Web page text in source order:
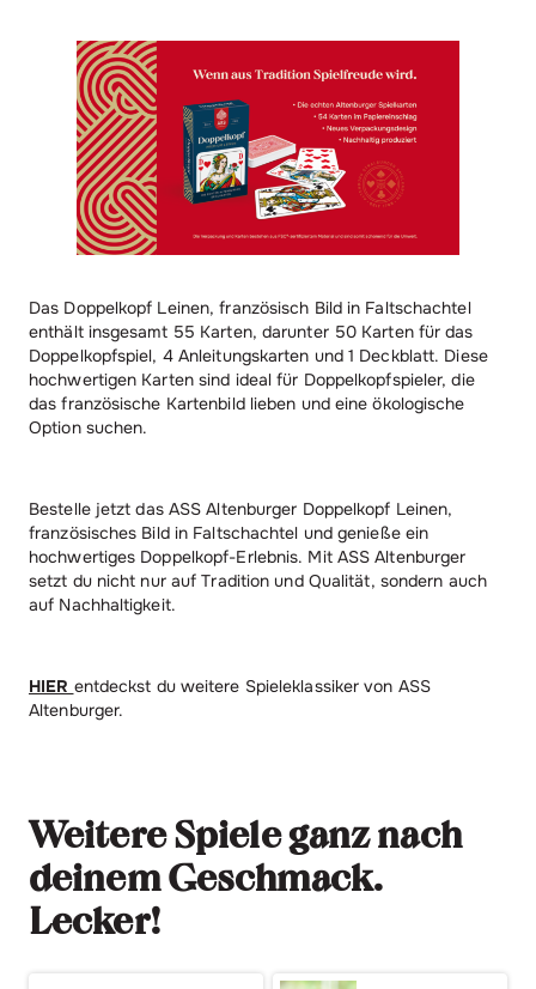
Das Doppelkopf Leinen, französisch Bild in Faltschachtel
enthält insgesamt 55 Karten, darunter 50 Karten für das
Doppelkopfspiel, 4 Anleitungskarten und 1 Deckblatt. Diese
hochwertigen Karten sind ideal für Doppelkopfspieler, die
das französische Kartenbild lieben und eine ökologische
Option suchen.
Bestelle jetzt das ASS Altenburger Doppelkopf Leinen,
französisches Bild in Faltschachtel und genieße ein
hochwertiges Doppelkopf-Erlebnis. Mit ASS Altenburger
setzt du nicht nur auf Tradition und Qualität, sondern auch
auf Nachhaltigkeit.
HIER entdeckst du weitere Spieleklassiker von ASS
Altenburger.
Weitere Spiele ganz nach
deinem Geschmack.
Lecker!